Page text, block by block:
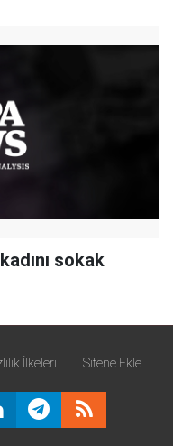
sokak
İlkeleri Sitene Ekle